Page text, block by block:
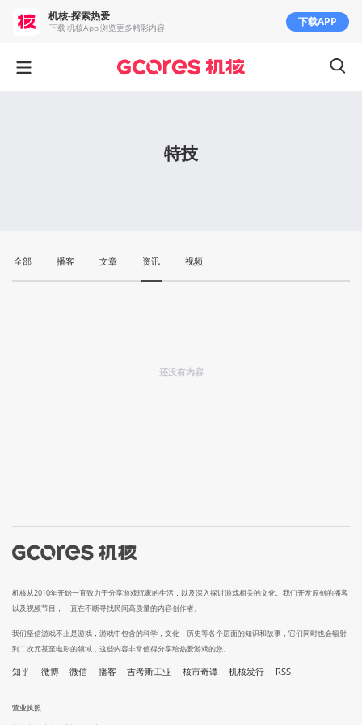
特技
全部 播客 文章 资讯 视频
还没有内容
机核从2010年开始一直致力于分享游戏玩家的生活，以及深入探讨游戏相关的文化。我们开发原创的播客
以及视频节目，一直在不断寻找民间高质量的内容创作者。
我们坚信游戏不止是游戏，游戏中包含的科学，文化，历史等各个层面的知识和故事，它们同时也会辐射
到二次元甚至电影的领域，这些内容非常值得分享给热爱游戏的您。
知乎 微博 微信 播客 吉考斯工业 核市奇谭 机核发行 RSS
营业执照
机核-探索热爱
下载 机核App 浏览更多精彩内容 下载APP